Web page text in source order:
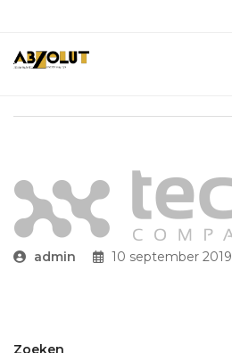
admin 10 september 2019
Zoeken